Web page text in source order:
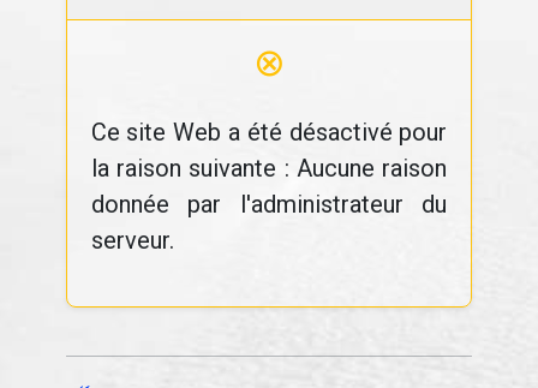
⊗
Ce site Web a été désactivé pour
la raison suivante : Aucune raison
donnée par l'administrateur du
serveur.